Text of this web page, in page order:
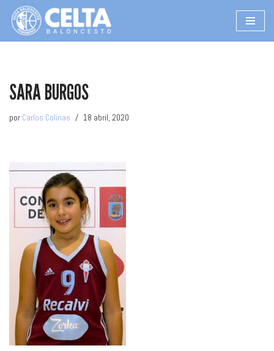
Saltar
SARA BURGOS
por Carlos Colinas 18 abril, 2020